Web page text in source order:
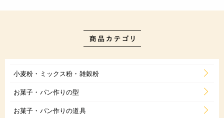
小麦粉・ミックス粉・雑穀粉
お菓子・パン作りの型
お菓子・パン作りの道具